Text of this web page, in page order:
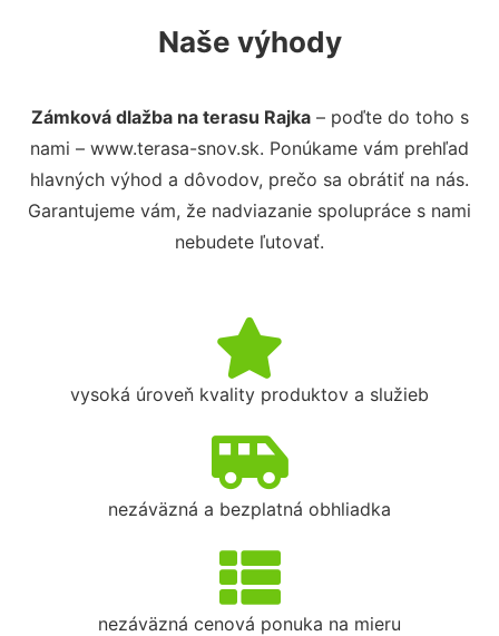
Naše výhody
Zámková dlažba na terasu Rajka– poďte do toho s
nami – www.terasa-snov.sk. Ponúkame vám prehľad
hlavných výhod a dôvodov, prečo sa obrátiť na nás.
Garantujeme vám, že nadviazanie spolupráce s nami
nebudete ľutovať.
vysoká úroveň kvality produktov a služieb
nezáväzná a bezplatná obhliadka
nezáväzná cenová ponuka na mieru